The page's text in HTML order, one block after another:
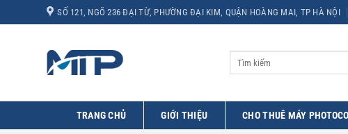
qua
SỐ 121, NGÕ 236 ĐẠI TỪ, PHƯỜNG ĐẠI KIM, QUẬN HOÀNG MAI, TP HÀ NỘI
TRANG CHỦ GIỚI THIỆU CHO THUÊ MÁY